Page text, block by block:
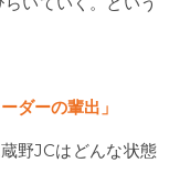
ダーの輩出」
野JCはどんな状態